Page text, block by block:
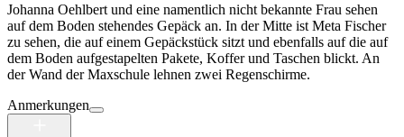
Johanna Oehlbert und eine namentlich nicht bekannte Frau sehen
auf dem Boden stehendes Gepäck an. In der Mitte ist Meta Fischer
zu sehen, die auf einem Gepäckstück sitzt und ebenfalls auf die auf
dem Boden aufgestapelten Pakete, Koffer und Taschen blickt. An
der Wand der Maxschule lehnen zwei Regenschirme.
Anmerkungen